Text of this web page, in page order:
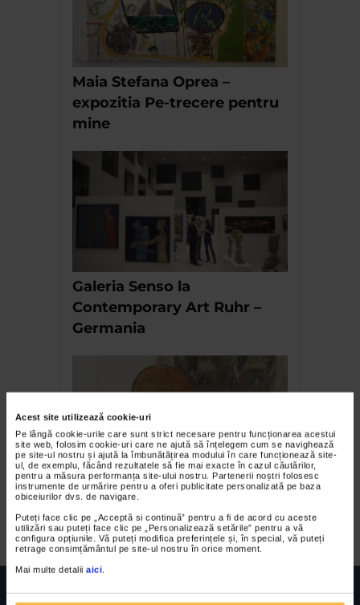
Acest site utilizează cookie-uri
Pe lângă cookie-urile care sunt strict necesare pentru funcționarea acestui
site web, folosim cookie-uri care ne ajută să înțelegem cum se navighează
pe site-ul nostru și ajută la îmbunătățirea modului în care funcționează site-
ul, de exemplu, făcând rezultatele să fie mai exacte în cazul căutărilor,
pentru a măsura performanța site-ului nostru. Partenerii noștri folosesc
instrumente de urmărire pentru a oferi publicitate personalizată pe baza
obiceiurilor dvs. de navigare.
Puteți face clic pe „Acceptă si continuă” pentru a fi de acord cu aceste
utilizări sau puteți face clic pe „Personalizează setările” pentru a vă
configura opțiunile. Vă puteți modifica preferințele și, în special, vă puteți
retrage consimțământul pe site-ul nostru în orice moment.
Mai multe detalii aici
Maia Stefana Oprea –
expozitia Pe-trecere pentru
mine
Galeria Senso la
Contemporary Art Ruhr –
Germania
Vlad Dan Perianu – Semne si
profetii